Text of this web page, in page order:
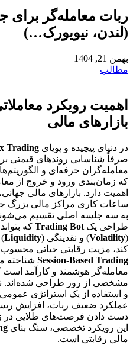
ربات معامله‌گر برای
(لندن، نیویورک…)
بهمن 21, 1404
مطالب
اهمیت رویکرد
بازارهای مالی
در دنیای پیچیده و پویای Trading
صرفاً شناسایی روندهای
معامله‌گران حرفه‌ای و
که زمان‌بندی ورود و خروج از
اهمیت دارد. بازارهای مالی
ساعات کاری مراکز مالی بزرگ
به سه جلسه اصلی تقسیم می‌شوند:
طراحی یک Trading Bot که
(
Volatility) و نقدینگی (Liquidity
کند، مزیت رقابتی حیاتی محسوب
Session-Based Trading شناخته
معامله‌گر هوشمند و کارآمد است
مشخصی از روز طراحی شده‌اند.
و استفاده از یک استراتژی
عملکرد ضعیف ربات، افزایش
دست دادن فرصت‌های طلایی در
این رویکرد تخصصی، سنگ بنای
مالی رقابتی است.